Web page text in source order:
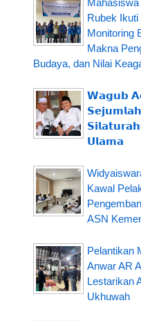
Rubek
Monitoring
Makna
Budaya, dan Nilai
𝗪𝗮𝗴𝘂𝗯
𝗨𝗹𝗮𝗺𝗮
Kawal
ASN
Pelantikan
Anwar AR
Lestarikan
Ukhuwah